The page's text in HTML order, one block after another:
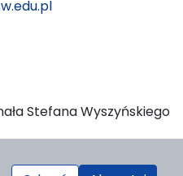
Stefana Wyszyńskiego
PKP